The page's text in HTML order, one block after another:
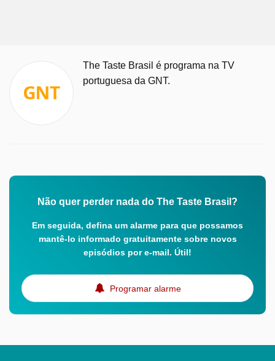
The Taste Brasil é programa na TV
portuguesa da GNT.
Não quer perder nada do The Taste Brasil?
Em seguida, defina um alarme para que possamos
mantê-lo informado gratuitamente sobre novos
episódios por e-mail. Útil!
Programar alarme